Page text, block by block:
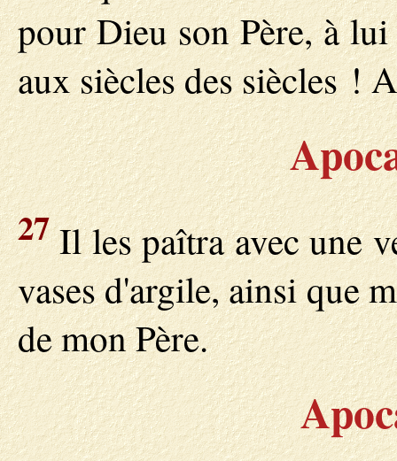
pour Dieu son Père, à
aux siècles des siècles !
27Il les paîtra avec une
vases d'argile, ainsi que
de mon Père.